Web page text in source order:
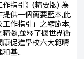
作指引》(精要版) 為
供一個簡要藍本,此
作指引」之縮節本,
精髓,並釋了據世界衛
康促進學校六大範疇
和基..